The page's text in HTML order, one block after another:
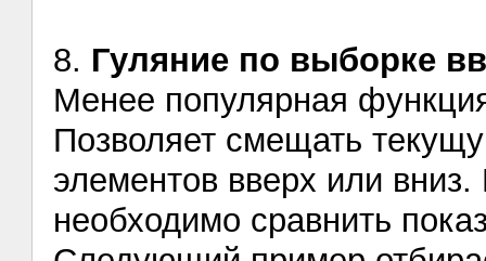
8. Гуляние по выборке
Менее популярная
Позволяет смещать
элементов вверх или
необходимо сравнить